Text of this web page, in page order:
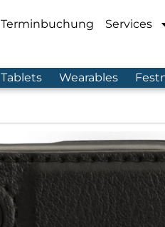
Terminbuchung Services
Tablets Wearables